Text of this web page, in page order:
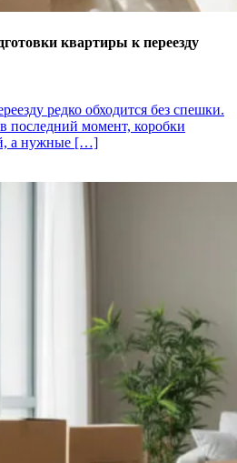
квартиры к переезду
редко обходится без спешки.
последний момент, коробки
а нужные […]